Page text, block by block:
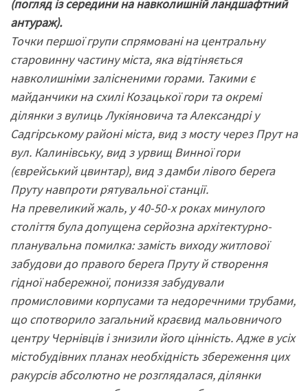
(погляд із середини на навколишній ландшафтний
антураж).
Точки першої групи спрямовані на центральну
старовинну частину міста, яка відтіняється
навколишніми залісненими горами. Такими є
майданчики на схилі Козацької гори та окремі
ділянки з вулиць Лукіяновича та Александрі у
Садгірському районі міста, вид з мосту через Прут на
вул. Калинівську, вид з урвищ Винної гори
(єврейський цвинтар), вид з дамби лівого берега
Пруту навпроти рятувальної станції.
На превеликий жаль, у 40-50-х роках минулого
століття була допущена серйозна архітектурно-
планувальна помилка: замість виходу житлової
забудови до правого берега Пруту й створення
гідної набережної, пониззя забудували
промисловими корпусами та недоречними трубами,
що спотворило загальний краєвид мальовничого
центру Чернівців і знизили його цінність. Адже в усіх
містобудівних планах необхідність збереження цих
ракурсів абсолютно не розглядалася, ділянки